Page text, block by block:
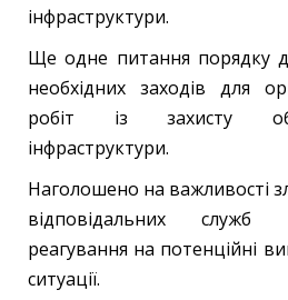
інфраструктури.
Ще одне питання порядку
необхідних заходів для
робіт із захисту
інфраструктури.
Наголошено на важливості
відповідальних служб
реагування на потенційні
ситуації.